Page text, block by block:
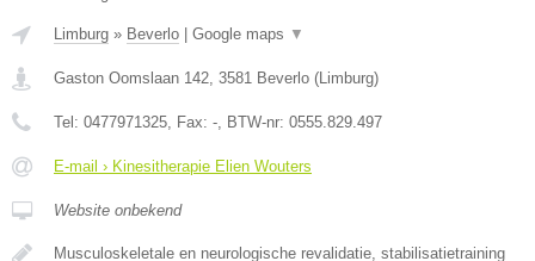
Limburg » Beverlo Google maps ▼
Gaston Oomslaan 142, 3581 Beverlo (Limburg)
Tel: 0477971325, Fax: -, BTW-nr: 0555.829.497
E-mail › Kinesitherapie Elien Wouters
Website onbekend
Musculoskeletale en neurologische revalidatie, stabilisatietraining